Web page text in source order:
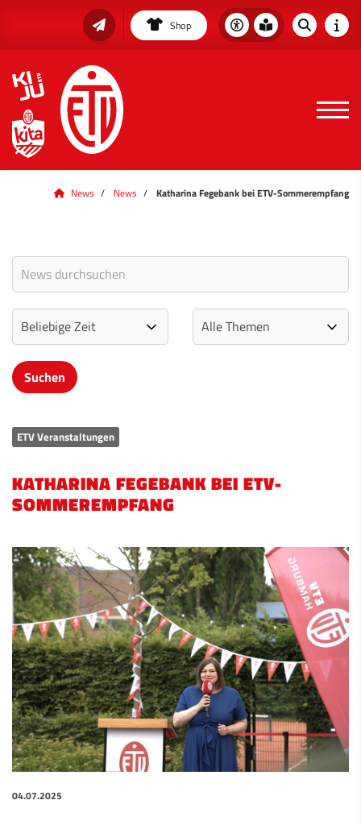
Shop
News News Katharina Fegebank bei ETV-Sommerempfang
ETV Veranstaltungen
KATHARINA FEGEBANK BEI ETV-
SOMMEREMPFANG
04.07.2025